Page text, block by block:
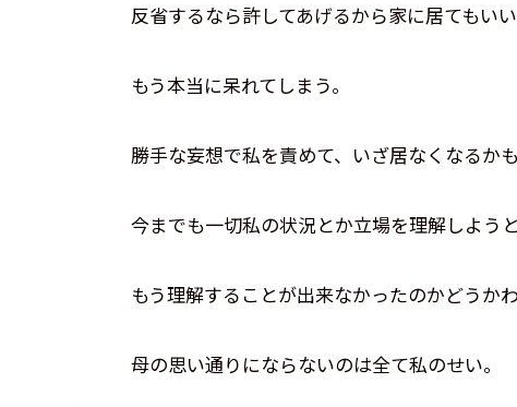
反省するなら許してあげるから家に居てもい
もう本当に呆れてしまう。
勝手な妄想で私を責めて、いざ居なくなるか
今までも一切私の状況とか立場を理解しよう
もう理解することが出来なかったのかどうか
母の思い通りにならないのは全て私のせい。